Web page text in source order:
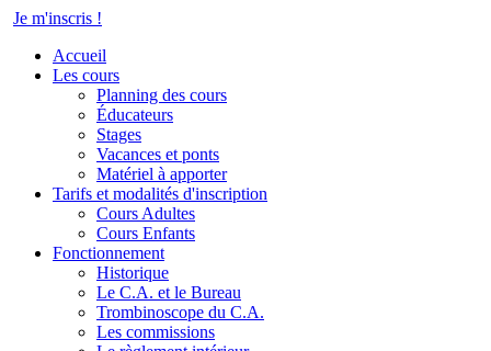
Je m'inscris !
Accueil
Les cours
Planning des cours
Éducateurs
Stages
Vacances et ponts
Matériel à apporter
Tarifs et modalités d'inscription
Cours Adultes
Cours Enfants
Fonctionnement
Historique
Le C.A. et le Bureau
Trombinoscope du C.A.
Les commissions